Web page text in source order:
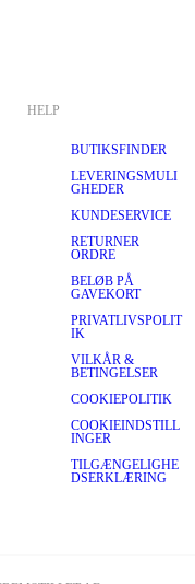
HELP
BUTIKSFINDER
LEVERINGSMULI
GHEDER
KUNDESERVICE
RETURNER
ORDRE
BELØB PÅ
GAVEKORT
PRIVATLIVSPOLIT
IK
VILKÅR &
BETINGELSER
COOKIEPOLITIK
COOKIEINDSTILL
INGER
TILGÆNGELIGHE
DSERKLÆRING